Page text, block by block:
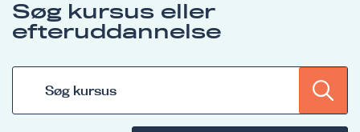
Søg kursus eller
efteruddannelse
Søgning